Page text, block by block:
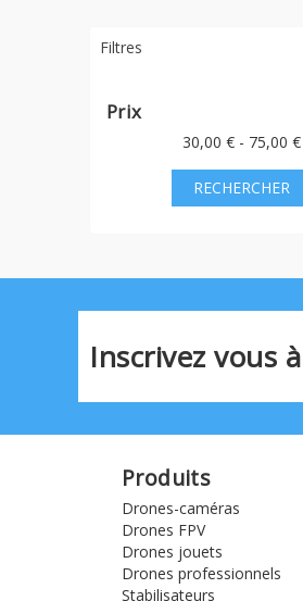
Filtres
Prix
30,00 € - 75,00 €
Inscrivez vous
Produits
Drones-caméras
Drones FPV
Drones jouets
Drones professionnels
Stabilisateurs